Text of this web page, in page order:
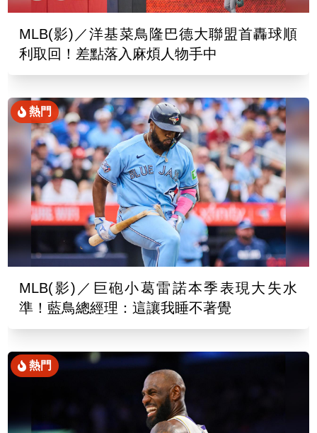
MLB(影)／洋基菜鳥隆巴德大聯盟首轟球順
利取回！差點落入麻煩人物手中
熱門
MLB(影)／巨砲小葛雷諾本季表現大失水
準！藍鳥總經理：這讓我睡不著覺
熱門